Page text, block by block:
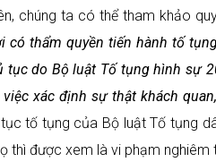
chúng ta có thể tham khảo
có thẩm quyền tiến hành tố
tục do Bộ luật Tố tụng hình sự
xác định sự thật khách
tố tụng của Bộ luật Tố tụng
thì được xem là vi phạm